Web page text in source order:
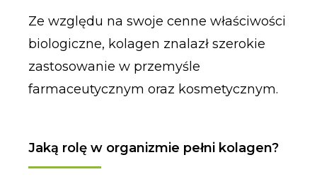
Ze względu na swoje cenne właściwości
biologiczne, kolagen znalazł szerokie
zastosowanie w przemyśle
farmaceutycznym oraz kosmetycznym.
Jaką rolę w organizmie pełni kolagen?